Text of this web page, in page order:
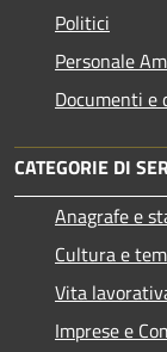
Politici
Personale
Documenti e
CATEGORIE DI
Anagrafe e
Cultura e
Vita
Imprese e